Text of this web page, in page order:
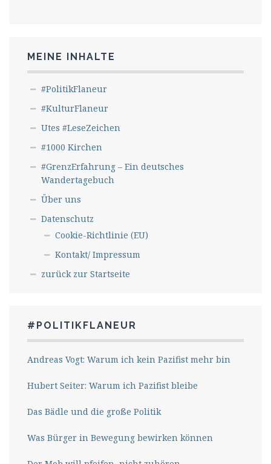
MEINE INHALTE
#PolitikFlaneur
#KulturFlaneur
Utes #LeseZeichen
#1000 Kirchen
#GrenzErfahrung – Ein deutsches
Wandertagebuch
Über uns
Datenschutz
Cookie-Richtlinie (EU)
Kontakt/ Impressum
zurück zur Startseite
#POLITIKFLANEUR
Andreas Vogt: Warum ich kein Pazifist mehr bin
Hubert Seiter: Warum ich Pazifist bleibe
Das Bädle und die große Politik
Was Bürger in Bewegung bewirken können